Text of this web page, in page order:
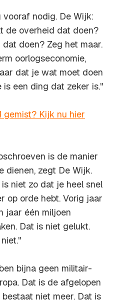
nodig. De Wijk:
de overheid dat doen?
doen? Zeg het maar.
oorlogseconomie,
dat je wat moet doen
een ding dat zeker is."
gemist? Kijk nu hier
is de manier
dienen, zegt De Wijk.
niet zo dat je heel snel
op orde hebt. Vorig jaar
jaar één miljoen
Dat is niet gelukt.
bijna geen militair-
Dat is de afgelopen
niet meer. Dat is